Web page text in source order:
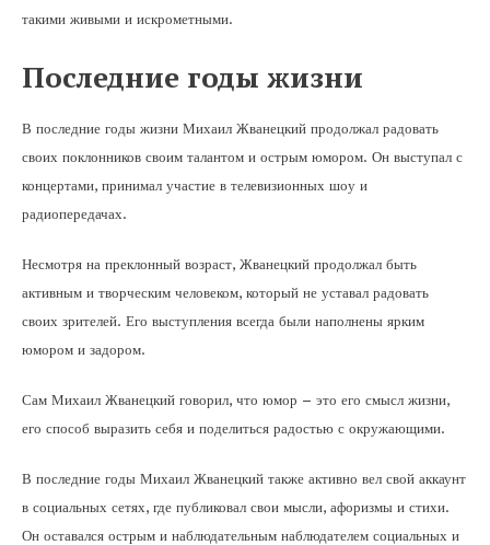
такими живыми и искрометными.
Последние годы жизни
В последние годы жизни Михаил Жванецкий продолжал радовать
своих поклонников своим талантом и острым юмором. Он выступал с
концертами, принимал участие в телевизионных шоу и
радиопередачах.
Несмотря на преклонный возраст, Жванецкий продолжал быть
активным и творческим человеком, который не уставал радовать
своих зрителей. Его выступления всегда были наполнены ярким
юмором и задором.
Сам Михаил Жванецкий говорил, что юмор – это его смысл жизни,
его способ выразить себя и поделиться радостью с окружающими.
В последние годы Михаил Жванецкий также активно вел свой аккаунт
в социальных сетях, где публиковал свои мысли, афоризмы и стихи.
Он оставался острым и наблюдательным наблюдателем социальных и